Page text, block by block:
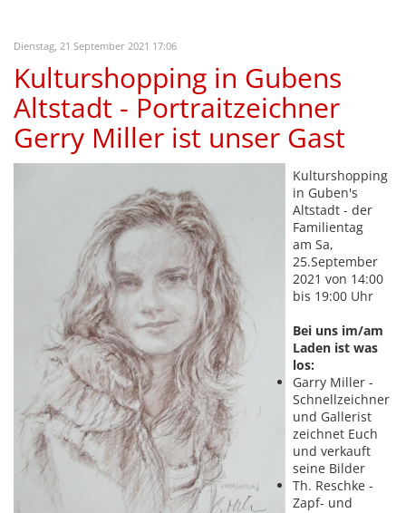
Dienstag, 21 September 2021 17:06
Kulturshopping in Gubens
Altstadt - Portraitzeichner
Gerry Miller ist unser Gast
Kulturshopping
in Guben's
Altstadt - der
Familientag
am Sa,
25.September
2021 von 14:00
bis 19:00 Uhr
Bei uns im/am
Laden ist was
los:
Garry Miller -
Schnellzeichner
und Gallerist
zeichnet Euch
und verkauft
seine Bilder
Th. Reschke -
Zapf- und